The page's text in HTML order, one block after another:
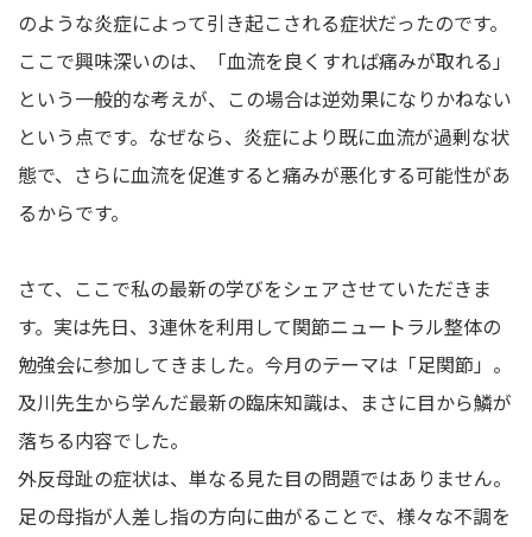
のような炎症によって引き起こされる症状だったのです。
ここで興味深いのは、「血流を良くすれば痛みが取れる」
という一般的な考えが、この場合は逆効果になりかねない
という点です。なぜなら、炎症により既に血流が過剰な状
態で、さらに血流を促進すると痛みが悪化する可能性があ
るからです。
さて、ここで私の最新の学びをシェアさせていただきま
す。実は先日、3連休を利用して関節ニュートラル整体の
勉強会に参加してきました。今月のテーマは「足関節」。
及川先生から学んだ最新の臨床知識は、まさに目から鱗が
落ちる内容でした。
外反母趾の症状は、単なる見た目の問題ではありません。
足の母指が人差し指の方向に曲がることで、様々な不調を